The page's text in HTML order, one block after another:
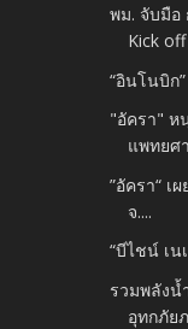
พม. จับมือ
Kick off
“อินโนบิก
"อัครา" ห
แพทยศ
”อัครา“
จ....
“บีไชน์ เ
รวมพลังน้
อุทกภัย